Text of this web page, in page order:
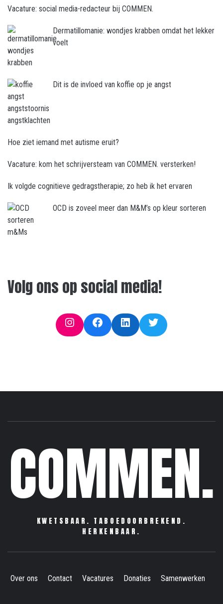
Vacature: social media-redacteur bij COMMEN.
Dermatillomanie: wondjes krabben omdat het lekker
voelt
Dit is de invloed van koffie op je angst
Hoe ziet iemand met autisme eruit?
Vacature: kom het schrijversteam van COMMEN. versterken!
Ik volgde cognitieve gedragstherapie; zo heb ik het ervaren
OCD is zoveel meer dan M&M’s op kleur sorteren
Volg ons op social media!
InstagramFacebookLinkedInTwitter
COMMEN.
KWETSBAAR. TABOEDOORBREKEND.
HERKENBAAR.
Over ons Contact Vacatures Donaties Samenwerken